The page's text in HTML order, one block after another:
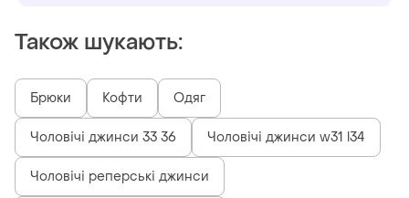
Також шукають:
Брюки Кофти Одяг
Чоловічі джинси 33 36 Чоловічі джинси w31 l34
Чоловічі реперські джинси